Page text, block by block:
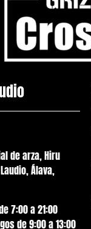
de arza, Hiru
Álava,
7:00 a 21:00
de 9:00 a 13:00